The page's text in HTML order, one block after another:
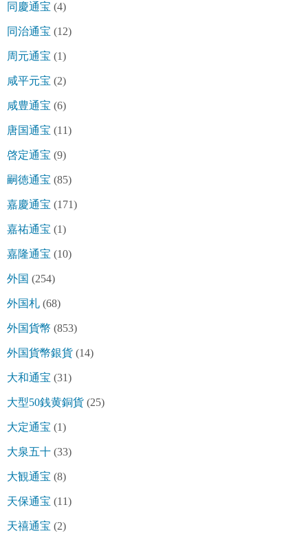
同慶通宝 (4)
同治通宝 (12)
周元通宝 (1)
咸平元宝 (2)
咸豊通宝 (6)
唐国通宝 (11)
啓定通宝 (9)
嗣徳通宝 (85)
嘉慶通宝 (171)
嘉祐通宝 (1)
嘉隆通宝 (10)
外国 (254)
外国札 (68)
外国貨幣 (853)
外国貨幣銀貨 (14)
大和通宝 (31)
大型50銭黄銅貨 (25)
大定通宝 (1)
大泉五十 (33)
大観通宝 (8)
天保通宝 (11)
天禧通宝 (2)